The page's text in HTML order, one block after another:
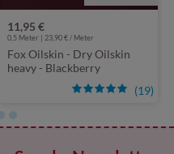
(19)
11,95 €
0,5 Meter | 23,90 € / Meter
Fox Oilskin - Dry Oilskin
heavy - Blackberry